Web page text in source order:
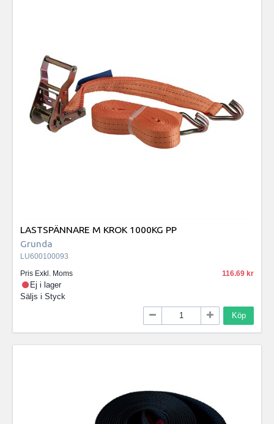
LASTSPÄNNARE M KROK 1000KG PP
Grunda
LU600100093
Pris Exkl. Moms
116.69
Ej i lager
Säljs i Styck
Köp